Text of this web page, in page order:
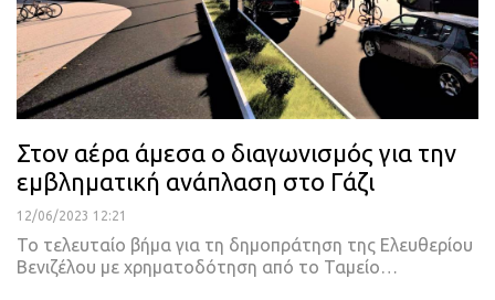
Στον αέρα άμεσα ο διαγωνισμός για την
εμβληματική ανάπλαση στο Γάζι
12/06/2023 12:21
Το τελευταίο βήμα για τη δημοπράτηση της Ελευθερίου
Βενιζέλου με χρηματοδότηση από το Ταμείο…